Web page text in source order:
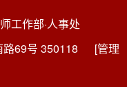
工作部·人事处
69号 350118
[管理